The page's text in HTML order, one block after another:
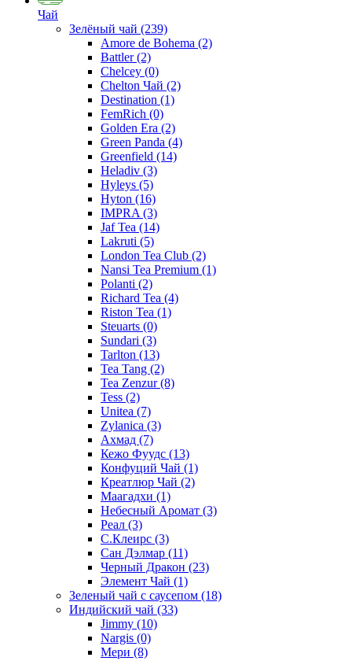
Чай
Зелёный чай (239)
Amore de Bohema (2)
Battler(2)
Chelcey (0)
Chelton Чай (2)
Destination (1)
FemRich (0)
Golden Era (2)
Green Panda (4)
Greenfield (14)
Heladiv (3)
Hyleys (5)
Hyton (16)
IMPRA (3)
Jaf Tea (14)
Lakruti (5)
London Tea Club (2)
Nansi Tea Premium (1)
Polanti (2)
Richard Tea (4)
Riston Tea (1)
Steuarts (0)
Sundari (3)
Tarlton (13)
Tea Tang (2)
Tea Zenzur(8)
Tess (2)
Unitea (7)
Zylanica (3)
Ахмад (7)
Кежо Фуудс (13)
Конфуций Чай (1)
Креатлюр Чай (2)
Маагадхи (1)
Небесный Аромат (3)
Реал (3)
С.Клеирс (3)
Сан Дэлмар (11)
Черный Дракон (23)
Элемент Чай (1)
Зеленый чай с саусепом (18)
Индийский чай (33)
Jimmy (10)
Nargis (0)
Мери (8)